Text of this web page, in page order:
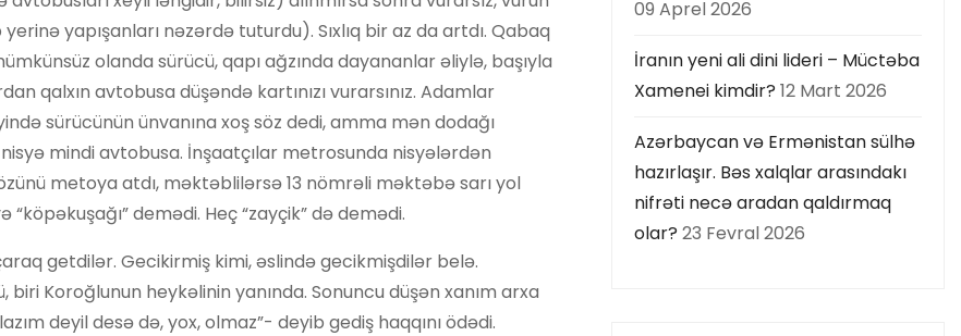
yapışanları nəzərdə tuturdu). Sıxlıq bir az da artdı. Qabaq
olanda sürücü, qapı ağzında dayananlar əliylə, başıyla
qalxın avtobusa düşəndə kartınızı vurarsınız. Adamlar
sürücünün ünvanına xoş söz dedi, amma mən dodağı
mindi avtobusa. İnşaatçılar metrosunda nisyələrdən
metoya atdı, məktəblilərsə 13 nömrəli məktəbə sarı yol
demədi. Heç “zayçik” də demədi.
getdilər. Gecikirmiş kimi, əslində gecikmişdilər belə.
Koroğlunun heykəlinin yanında. Sonuncu düşən xanım arxa
deyil desə də, yox, olmaz”- deyib gediş haqqını ödədi.
09 Aprel 2026
İranın yeni ali dini lideri – Müctəba
Xamenei kimdir? 12 Mart 2026
Azərbaycan və Ermənistan sülhə
hazırlaşır. Bəs xalqlar arasındakı
nifrəti necə aradan qaldırmaq
olar? 23 Fevral 2026